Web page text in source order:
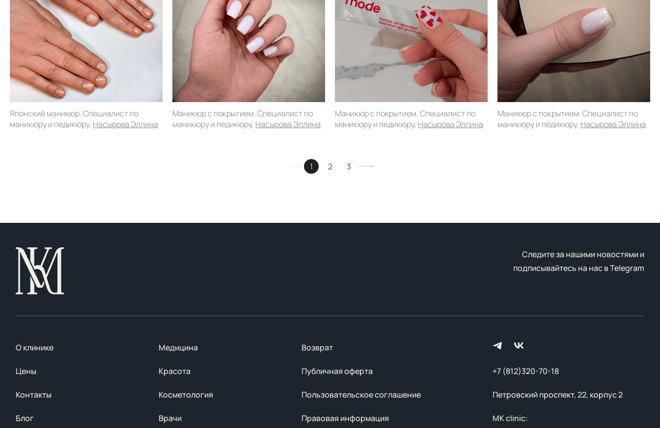
Японский маникюр. Специалист по
маникюру и педикюру, Насырова Эллина
Маникюр с покрытием. Специалист по
маникюру и педикюру, Насырова Эллина
Маникюр с покрытием. Специалист по
маникюру и педикюру, Насырова Эллина
Маникюр с покрытием. Специалист по
маникюру и педикюру, Насырова Эллина
1 2 3
Следите за нашими новостями и
подписывайтесь на нас вTelegram
О клинике
Цены
Контакты
Блог
Медицина
Красота
Косметология
Врачи
Возврат
Публичная оферта
Пользовательское соглашение
Правовая информация
+7 (812)320-70-18
Петровский проспект, 22, корпус 2
MK clinic: